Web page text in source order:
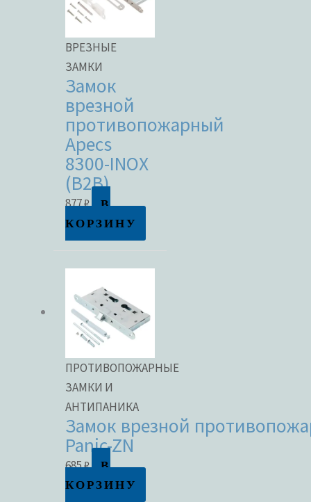
ВРЕЗНЫЕ
ЗАМКИ
Замок
врезной
противопожарный
Apecs
8300-INOX
(B2B)
877₽
В
КОРЗИНУ
ПРОТИВОПОЖАРНЫЕ
ЗАМКИ И
АНТИПАНИКА
Замок врезной
Panic-ZN
685₽
В
КОРЗИНУ